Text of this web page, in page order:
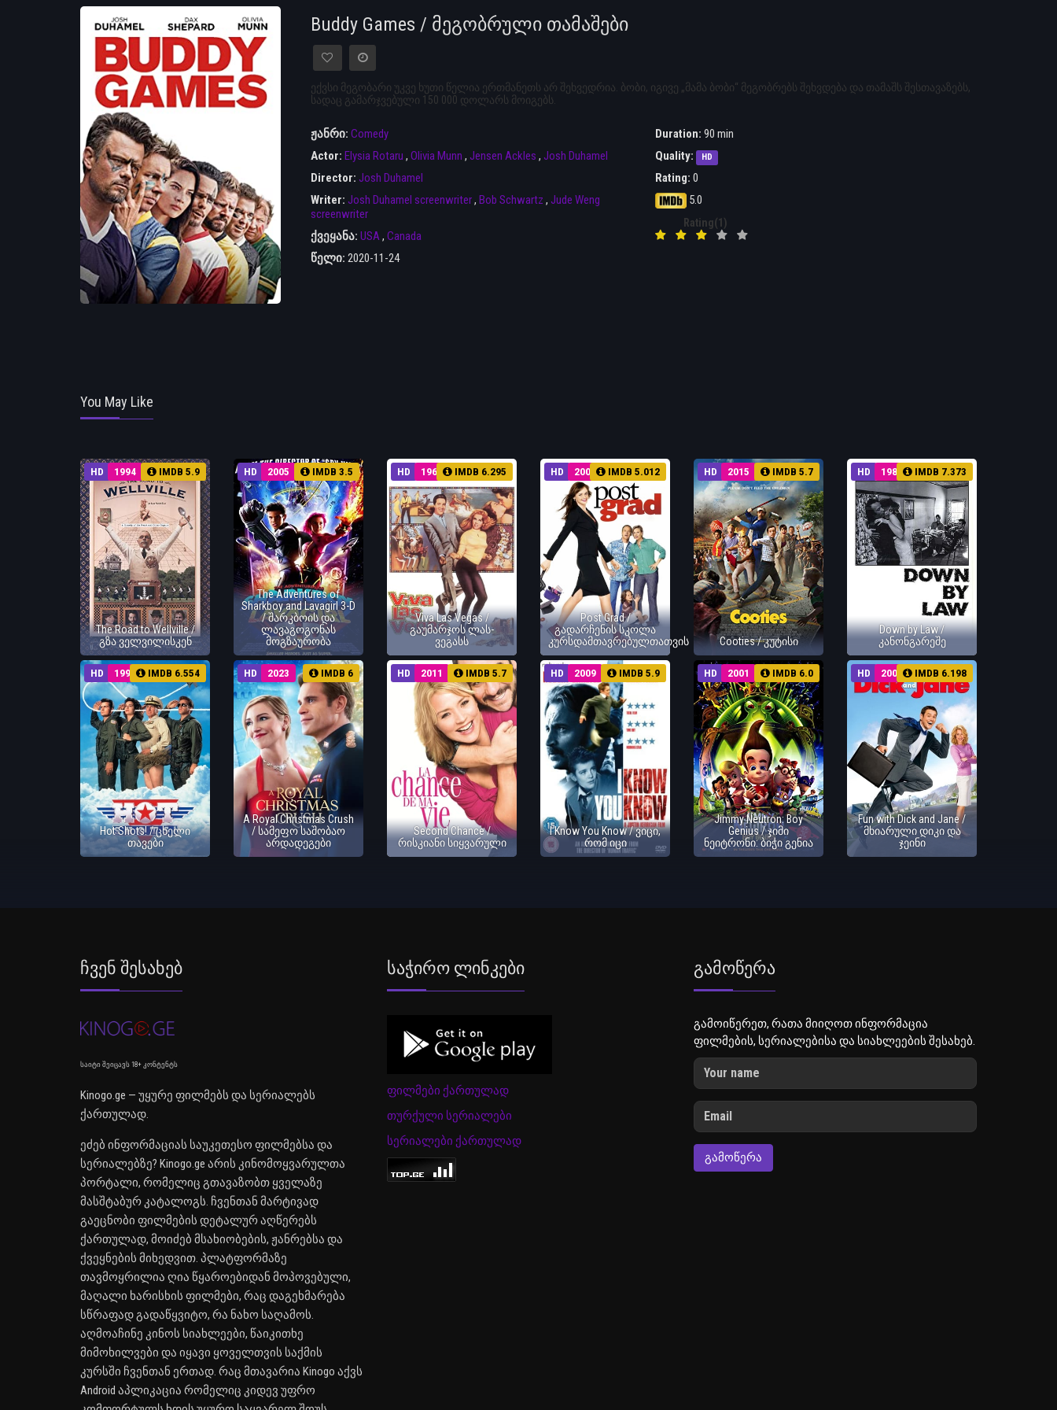
Buddy Games / მეგობრული თამაშები
ექვსი მეგობარი უკვე ხუთი წელია ერთმანეთს არ შეხვედრია. ბობი, იგივე „მამა ბობი“ მეგობრებს შეხვდება და თამაშს შესთავაზებს,
სადაც გამარჯვებული 150 000 დოლარს მოიგებს.
ჟანრი: Comedy
Actor: Elysia Rotaru , Olivia Munn , Jensen Ackles , Josh Duhamel
Director: Josh Duhamel
Writer: Josh Duhamel screenwriter, Bob Schwartz , Jude Weng
screenwriter
ქვეყანა: USA, Canada
წელი: 2020-11-24
Duration: 90 min
Quality:
HD
Rating: 0
5.0
Rating(1)
You May Like
HD 1994 IMDB 5.9
The Road to Wellville /
გზა ველვილისკენ
HD 2005 IMDB 3.5
The Adventures of
Sharkboy and Lavagirl 3-D
/ შარკბოის და
ლავაგოგონას
მოგზაურობა
HD 1964 IMDB 6.295
Viva Las Vegas /
გაუმარჯოს ლას-
ვეგასს
HD 2009 IMDB 5.012
Post Grad /
გადარჩენის სკოლა
კურსდამთავრებულთათვის
HD 2015 IMDB 5.7
Cooties / კუტისი
HD 1986 IMDB 7.373
Down by Law /
კანონგარეშე
HD 1991 IMDB 6.554
Hot Shots! / ცხელი
თავები
HD 2023 IMDB 6
A Royal Christmas Crush
/ სამეფო საშობაო
არდადეგები
HD 2011 IMDB 5.7
Second Chance /
რისკიანი სიყვარული
HD 2009 IMDB 5.9
I Know You Know / ვიცი,
რომ იცი
HD 2001 IMDB 6.0
Jimmy Neutron: Boy
Genius / ჯიმი
ნეიტრონი: ბიჭი გენია
HD 2005 IMDB 6.198
Fun with Dick and Jane /
მხიარული დიკი და
ჯეინი
Ჩვენ Შესახებ
საიტი შეიცავს 18+ კონტენტს
Kinogo.ge — უყურე ფილმებს და სერიალებს
ქართულად.
ეძებ ინფორმაციას საუკეთესო ფილმებსა და
სერიალებზე? Kinogo.ge არის კინომოყვარულთა
პორტალი, რომელიც გთავაზობთ ყველაზე
მასშტაბურ კატალოგს. ჩვენთან მარტივად
გაეცნობი ფილმების დეტალურ აღწერებს
ქართულად, მოიძებ მსახიობების, ჟანრებსა და
ქვეყნების მიხედვით. პლატფორმაზე
თავმოყრილია ღია წყაროებიდან მოპოვებული,
მაღალი ხარისხის ფილმები, რაც დაგეხმარება
სწრაფად გადაწყვიტო, რა ნახო საღამოს.
აღმოაჩინე კინოს სიახლეები, წაიკითხე
მიმოხილვები და იყავი ყოველთვის საქმის
კურსში ჩვენთან ერთად. რაც მთავარია Kinogo აქვს
Android აპლიკაცია რომელიც კიდევ უფრო
Საჭირო Ლინკები
ფილმები ქართულად
თურქული სერიალები
სერიალები ქართულად
Გამოწერა
გამოიწერეთ, რათა მიიღოთ ინფორმაცია
ფილმების, სერიალებისა და სიახლეების შესახებ.
ᲒᲐᲛᲝᲬᲔᲠᲐ